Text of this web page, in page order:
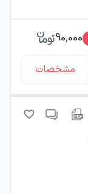
90,000
مشخصات